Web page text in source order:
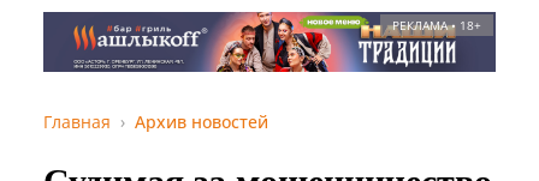
РЕКЛАМА • 18+
Главная Архив новостей